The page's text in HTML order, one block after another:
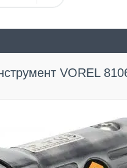
VOREL